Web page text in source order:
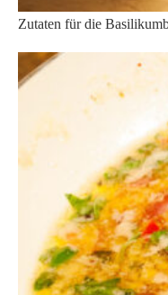
Zutaten für die